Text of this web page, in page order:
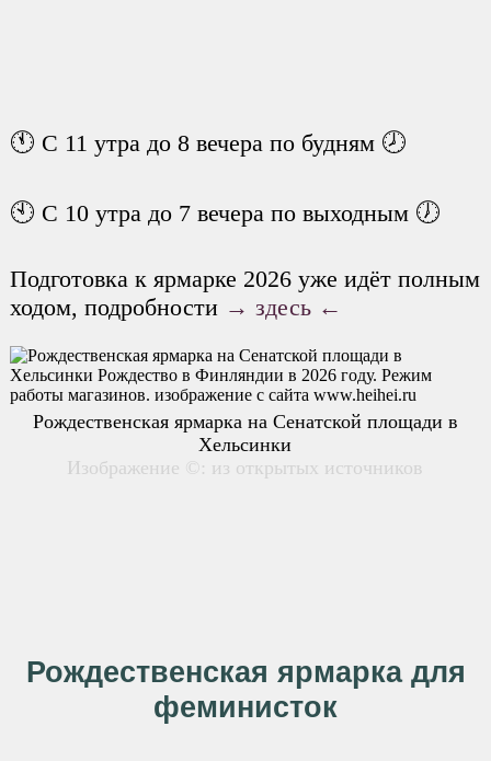
🕚 С 11 утра до 8 вечера по будням 🕗
🕙 С 10 утра до 7 вечера по выходным 🕖
Подготовка к ярмарке 2026 уже идёт полным
ходом, подробности → здесь ←
Рождественская ярмарка на Сенатской площади в
Хельсинки
Изображение ©: из открытых источников
Рождественская ярмарка для
феминисток